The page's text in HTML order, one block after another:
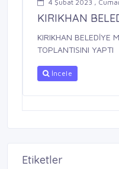
4 Şubat 2023 ,
KIRIKHAN
KIRIKHAN BELEDİYE
TOPLANTISINI YAPTI
İncele
Etiketler